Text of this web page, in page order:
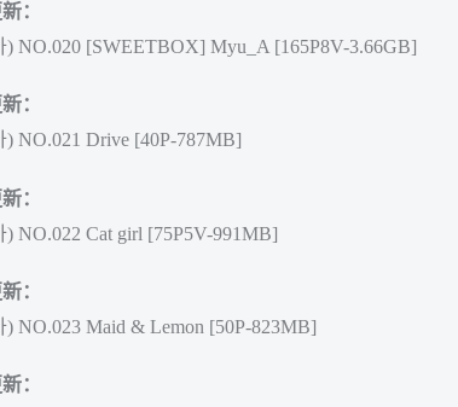
：
) NO.020 [SWEETBOX] Myu_A [165P8V-3.66GB]
：
) NO.021 Drive [40P-787MB]
：
) NO.022 Cat girl [75P5V-991MB]
：
) NO.023 Maid & Lemon [50P-823MB]
：